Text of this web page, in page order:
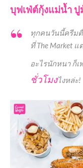
บุฟเฟ่ต์กุ้งแม่น้ำ ปู
ทุกคนวันนี้ครีมตื่
ที่ The Market
อะไรนักหนา ก็เ
ชั่วโมงไงหล่ะ!